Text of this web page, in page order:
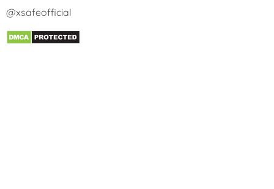
@xsafeofficial